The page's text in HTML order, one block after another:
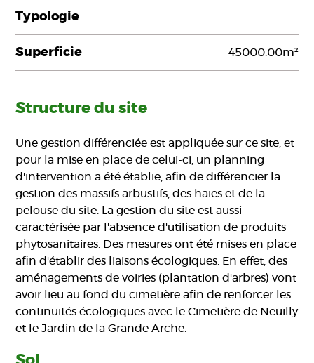
Typologie
Superficie 45000.00m²
Structure du site
Une gestion différenciée est appliquée sur ce site, et
pour la mise en place de celui-ci, un planning
d'intervention a été établie, afin de différencier la
gestion des massifs arbustifs, des haies et de la
pelouse du site. La gestion du site est aussi
caractérisée par l'absence d'utilisation de produits
phytosanitaires. Des mesures ont été mises en place
afin d'établir des liaisons écologiques. En effet, des
aménagements de voiries (plantation d'arbres) vont
avoir lieu au fond du cimetière afin de renforcer les
continuités écologiques avec le Cimetière de Neuilly
et le Jardin de la Grande Arche.